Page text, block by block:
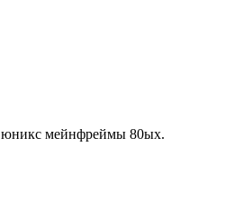
юникс мейнфреймы 80ых.